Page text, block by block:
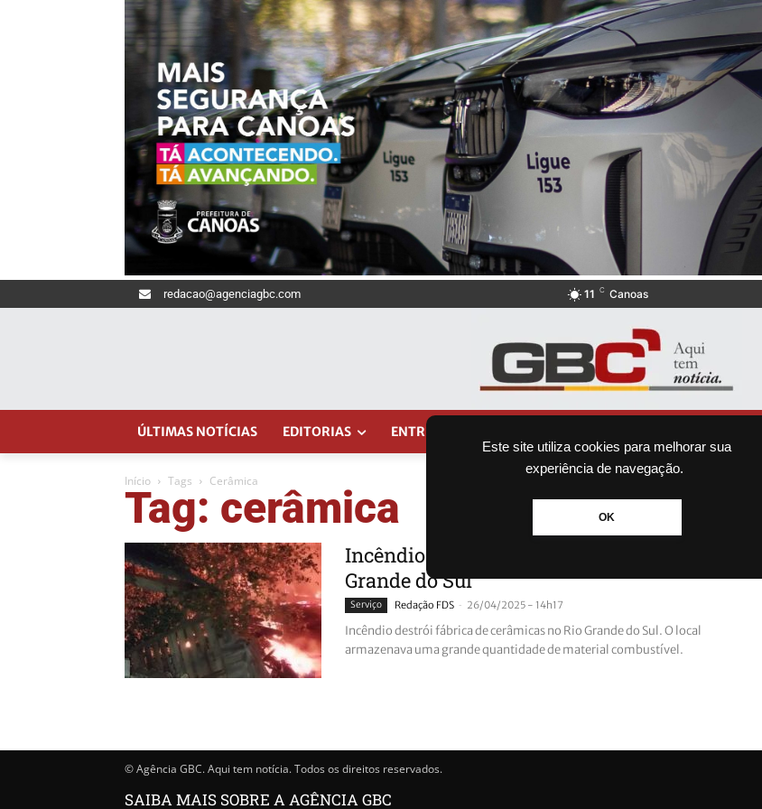
Este site utiliza cookies para melhorar sua
experiência de navegação.
OK
redacao@agenciagbc.com 11 C Canoas
ÚLTIMAS NOTÍCIAS EDITORIAS ENTRETENIMENTO
Início Tags Cerâmica
Tag: cerâmica
Incêndio destrói fábrica de cerâmicas no Rio
Grande do Sul
Serviço Redação FDS - 26/04/2025 - 14h17
Incêndio destrói fábrica de cerâmicas no Rio Grande do Sul. O local
armazenava uma grande quantidade de material combustível.
© Agência GBC. Aqui tem notícia. Todos os direitos reservados.
SAIBA MAIS SOBRE A AGÊNCIA GBC